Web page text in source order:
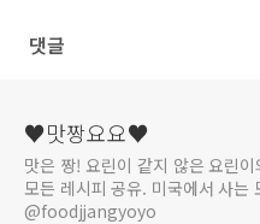
댓글
♥맛짱요요♥
맛은 짱! 요린이 같지 않은 요린
모든 레시피 공유. 미국에서 사는
@foodjjangyoyo